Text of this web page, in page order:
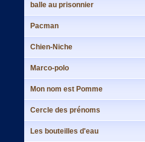
balle au prisonnier
Pacman
Chien-Niche
Marco-polo
Mon nom est Pomme
Cercle des prénoms
Les bouteilles d'eau